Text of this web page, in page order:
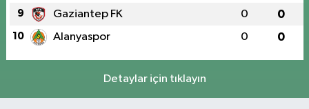
9 Gaziantep FK 0 0
10 Alanyaspor 0 0
Detaylar için tıklayın